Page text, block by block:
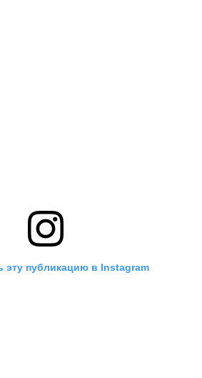
эту публикацию в Instagram